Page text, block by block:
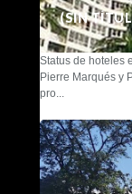
(SIN
Status de hoteles
Pierre Marqués y
pro...